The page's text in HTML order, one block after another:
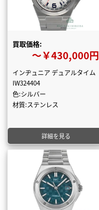
買取価格:
〜￥430,000円
インヂュニア デュアルタイム
IW324404
色:シルバー
材質:ステンレス
詳細を見る